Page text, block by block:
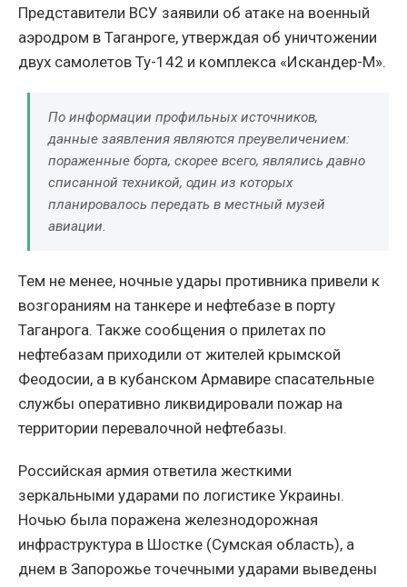
Представители ВСУ заявили об атаке на военный
аэродром в Таганроге, утверждая об уничтожении
двух самолетов Ту-142 и комплекса «Искандер-М».
По информации профильных источников,
данные заявления являются преувеличением:
пораженные борта, скорее всего, являлись давно
списанной техникой, один из которых
планировалось передать в местный музей
авиации.
Тем не менее, ночные удары противника привели к
возгораниям на танкере и нефтебазе в порту
Таганрога. Также сообщения о прилетах по
нефтебазам приходили от жителей крымской
Феодосии, а в кубанском Армавире спасательные
службы оперативно ликвидировали пожар на
территории перевалочной нефтебазы.
Российская армия ответила жесткими
зеркальными ударами по логистике Украины.
Ночью была поражена железнодорожная
инфраструктура в Шостке (Сумская область), а
днем в Запорожье точечными ударами выведены